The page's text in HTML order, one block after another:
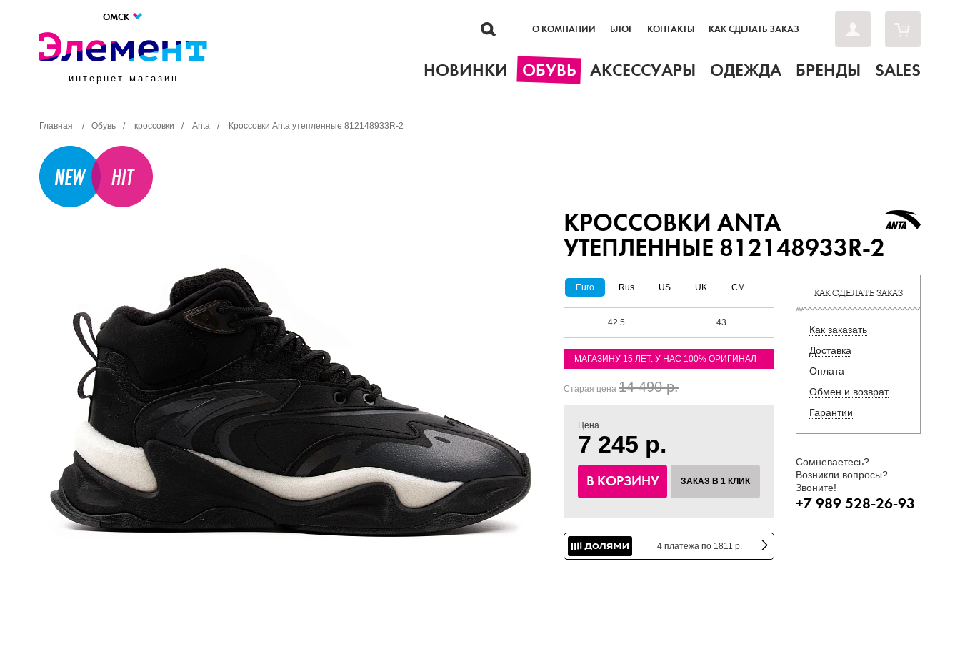
ОМСК
интернет-магазин
О КОМПАНИИ БЛОГ КОНТАКТЫ КАК СДЕЛАТЬ ЗАКАЗ
НОВИНКИ ОБУВЬ АКСЕССУАРЫ ОДЕЖДА БРЕНДЫ SALES
Главная / Обувь / кроссовки / Anta / Кроссовки Anta утепленные 812148933R-2
КРОССОВКИ ANTA
УТЕПЛЕННЫЕ 812148933R-2
Euro Rus US UK CM
42.5 43
МАГАЗИНУ 15 ЛЕТ. У НАС 100% ОРИГИНАЛ
Старая цена 14 490 р.
Цена
7 245 р.
В КОРЗИНУ ЗАКАЗ В 1 КЛИК
4 платежа по 1811 р.
КАК СДЕЛАТЬ ЗАКАЗ
Как заказать
Доставка
Оплата
Обмен и возврат
Гарантии
Сомневаетесь?
Возникли вопросы?
Звоните!
+7 989 528-26-93